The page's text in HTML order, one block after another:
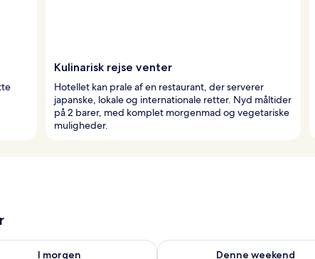
Kulinarisk rejse venter
Hotellet kan prale af en restaurant, der serverer
japanske, lokale og internationale retter. Nyd måltider
på 2 barer, med komplet morgenmad og vegetariske
muligheder.
I morgen
for i morgen aug. 8 - aug. 9
Denne weekend
Tjek tilgængelighed for denne